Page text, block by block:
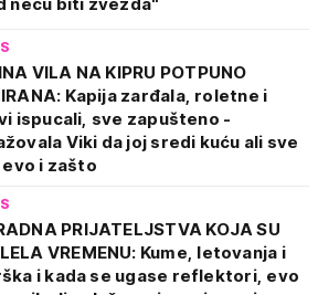
VILA NA KIPRU POTPUNO
Kapija zarđala, roletne i
ispucali, sve zapušteno -
Viki da joj sredi kuću ali sve
i zašto
PRIJATELJSTVA KOJA SU
VREMENU: Kume, letovanja i
i kada se ugase reflektori, evo